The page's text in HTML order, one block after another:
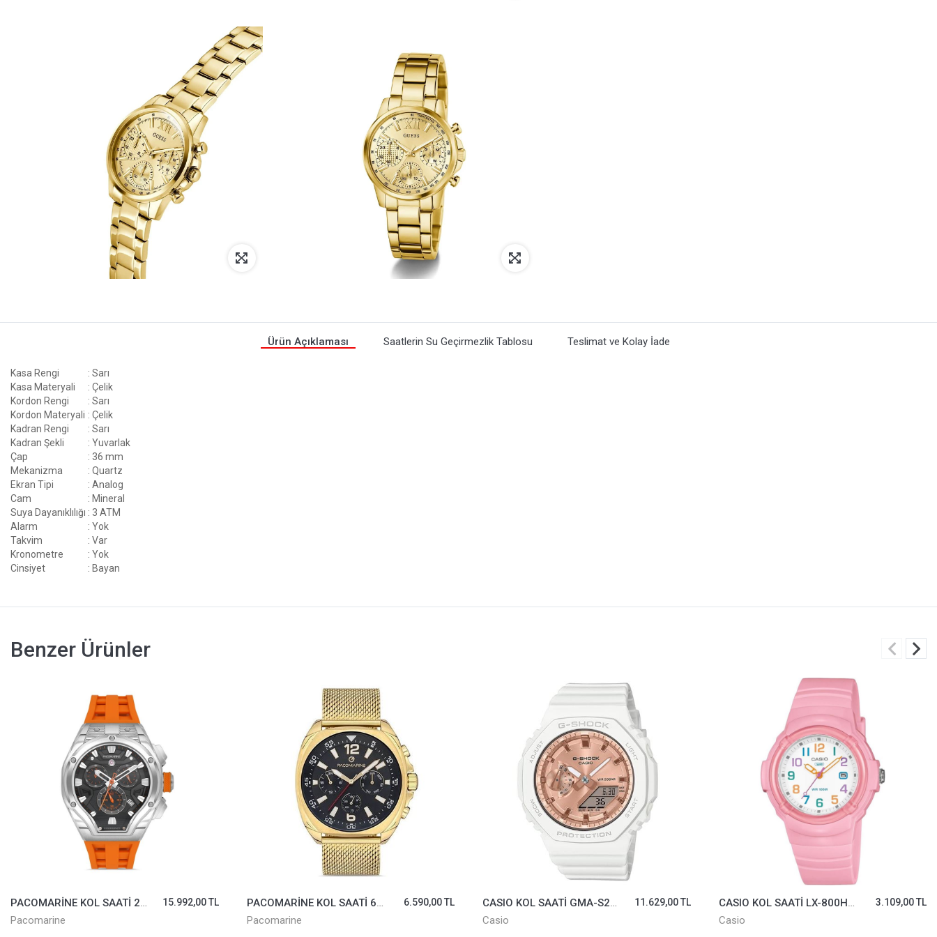
Ürün Açıklaması Saatlerin Su Geçirmezlik Tablosu Teslimat ve Kolay İade
Kasa Rengi
: Sarı
Kasa Materyali
: Çelik
Kordon Rengi
: Sarı
Kordon Materyali : Çelik
Kadran Rengi
: Sarı
Kadran Şekli
: Yuvarlak
Çap
: 36 mm
Mekanizma
: Quartz
Ekran Tipi
: Analog
Cam
: Mineral
Suya Dayanıklılığı : 3 ATM
Alarm
: Yok
Takvim
: Var
Kronometre
: Yok
Cinsiyet
: Bayan
Benzer Ürünler
PACOMARİNE KOL SAATİ 61220-03
Pacomarine
6.590,00 TL
CASIO KOL SAATİ GMA-S2100MD-7ADR
Casio
11.629,00 TL
CASIO KOL SAATİ LX-800H-4AVDF
Casio
3.109,00 TL
LACOSTE KOL SAATİ 2020101
Lacoste
7.770,00 TL